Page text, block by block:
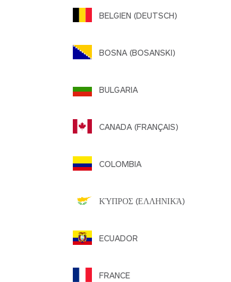
BELGIEN (DEUTSCH)
BOSNA (BOSANSKI)
BULGARIA
CANADA (FRANÇAIS)
COLOMBIA
ΚΎΠΡΟΣ (ΕΛΛΗΝΙΚΆ)
ECUADOR
FRANCE